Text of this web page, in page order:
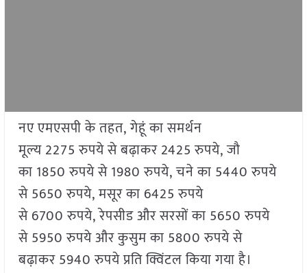
नए एमएसपी के तहत, गेहूं का समर्थन
मूल्य 2275 रुपये से बढ़ाकर 2425 रुपये, जौ
का 1850 रुपये से 1980 रुपये, चने का 5440 रुपये
से 5650 रुपये, मसूर का 6425 रुपये
से 6700 रुपये, रेपसीड और सरसों का 5650 रुपये
से 5950 रुपये और कुसुम का 5800 रुपये से
बढ़ाकर 5940 रुपये प्रति क्विंटल किया गया है।